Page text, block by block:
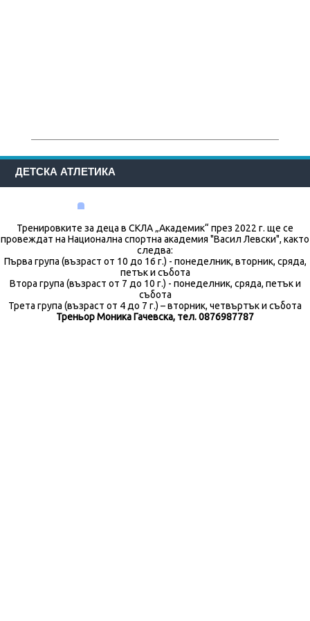
ДЕТСКА АТЛЕТИКА
Тренировките за деца в СКЛА „Академик“ през 2022 г. ще се
провеждат на Национална спортна академия "Васил Левски", както
следва:
Първа група (възраст от 10 до 16 г.) - понеделник, вторник, сряда,
петък и събота
Втора група (възраст от 7 до 10 г.) - понеделник, сряда, петък и
събота
Трета група (възраст от 4 до 7 г.) – вторник, четвъртък и събота
Треньор Моника Гачевска, тел. 0876987787